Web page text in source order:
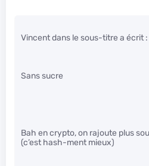
Vincent dans le sous-titre a écrit :
Sans sucre
Bah en crypto, on rajoute plus
(c’est hash-ment mieux)